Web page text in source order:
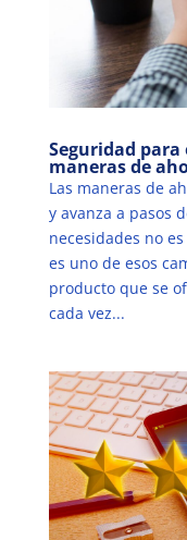
Seguridad para
maneras de
Las maneras de
y avanza a pasos
necesidades no
es uno de esos
producto que se
cada vez...